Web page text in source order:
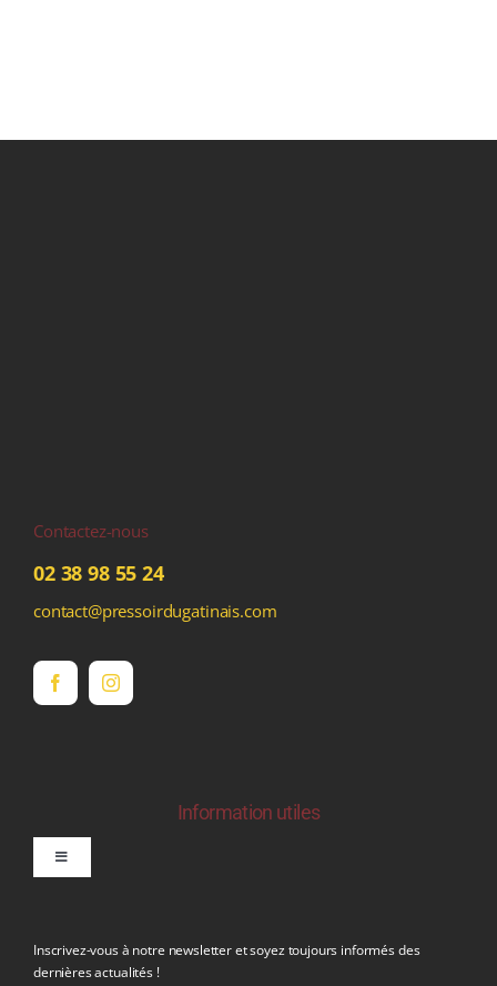
Contactez-nous
02 38 98 55 24
contact@pressoirdugatinais.com
Information utiles
Toggle
Inscrivez-vous à notre newsletter et soyez toujours informés des
dernières actualités !